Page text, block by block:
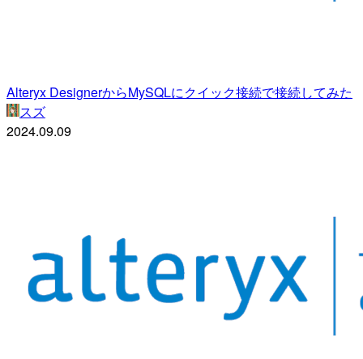
Alteryx DesignerからMySQLにクイック接続で接続してみた
スズ
2024.09.09